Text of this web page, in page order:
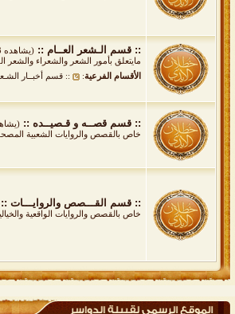
:: قسم الـشعر العــام :: (يشاهده 93 زائر)
مايتعلق بأمور الشعر والشعراء والشعر
الأقسام الفرعية: :: قسم أخبــار
:: قسم قصــه و قـصيــده :: (يشاهده
خاص بالقصص والروايات الشعبية
:: قسم القـــصص والروايـــات ::
خاص بالقصص والروايات الواقعية